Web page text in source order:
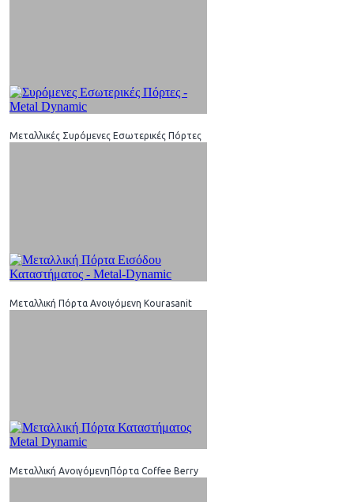
Μεταλλικές Συρόμενες Εσωτερικές Πόρτες
Μεταλλική Πόρτα Ανοιγόμενη Kourasanit
Μεταλλική ΑνοιγόμενηΠόρτα Coffee Berry